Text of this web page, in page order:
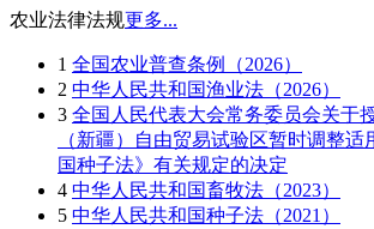
农业法律法规更多...
1 全国农业普查条例（2026）
2 中华人民共和国渔业法（2026）
3 全国人民代表大会常务委员会关于
（新疆）自由贸易试验区暂时调整适
国种子法》有关规定的决定
4 中华人民共和国畜牧法（2023）
5 中华人民共和国种子法（2021）